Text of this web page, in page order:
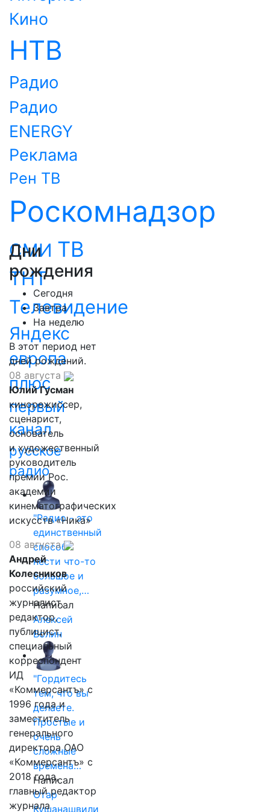
Кино
НТВ
Радио
Радио
ENERGY
Реклама
Рен ТВ
Роскомнадзор
СМИ ТВ
ТНТ
Телевидение
Яндекс
европа
плюс
первый
канал
русское
радио
"Радио - это
единственный
способ
нести что-то
большое и
разумное,…
Написал
Алексей
Волин
"Гордитесь
тем, что вы
делаете.
Простые и
очень
сложные
времена…
Написал
Отар
Кушанашвили
Дни
рождения
Сегодня
Завтра
На неделю
В этот период нет
дней рождений.
08 августа
Юлий Гусман
кинорежиссер,
сценарист,
основатель
и художественный
руководитель
премии Рос.
академии
кинематографических
искусств «Ника»
08 августа
Андрей
Колесников
российский
журналист,
редактор,
публицист,
специальный
корреспондент
ИД
«Коммерсантъ» с
1996 года и
заместитель
генерального
директора ОАО
«Коммерсантъ» с
2018 года,
главный редактор
журнала